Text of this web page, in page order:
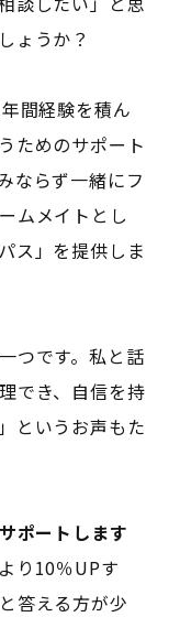
ょうか？
間経験を積ん
ためのサポート
ならず一緒にフ
ムメイトとし
ス」を提供しま
つです。私と話
でき、自信を持
というお声もた
ポートします――
り10％UPす
答える方が少